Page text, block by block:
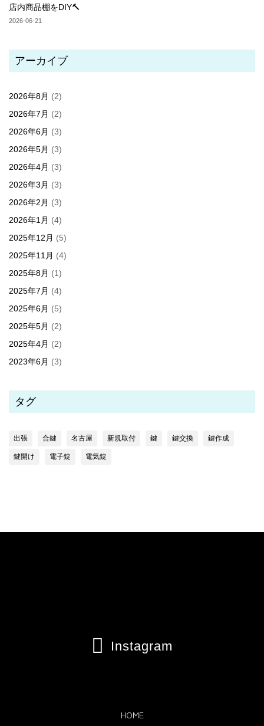
店内商品棚をDIY🔨
2026-06-21
アーカイブ
2026年8月 (2)
2026年7月 (2)
2026年6月 (3)
2026年5月 (3)
2026年4月 (3)
2026年3月 (3)
2026年2月 (3)
2026年1月 (4)
2025年12月 (5)
2025年11月 (4)
2025年8月 (1)
2025年7月 (4)
2025年6月 (5)
2025年5月 (2)
2025年4月 (2)
2023年6月 (3)
タグ
出張 合鍵 名古屋 新規取付 鍵 鍵交換 鍵作成
鍵開け 電子錠 電気錠
 Instagram
HOME